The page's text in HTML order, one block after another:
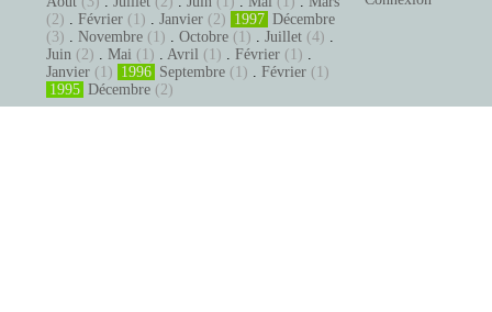
(2) . Février (1) . Janvier (2) 1997 Décembre
(3) . Novembre (1) . Octobre (1) . Juillet (4) .
Juin (2) . Mai (1) . Avril (1) . Février (1) .
Janvier (1) 1996 Septembre (1) . Février (1)
1995 Décembre (2)